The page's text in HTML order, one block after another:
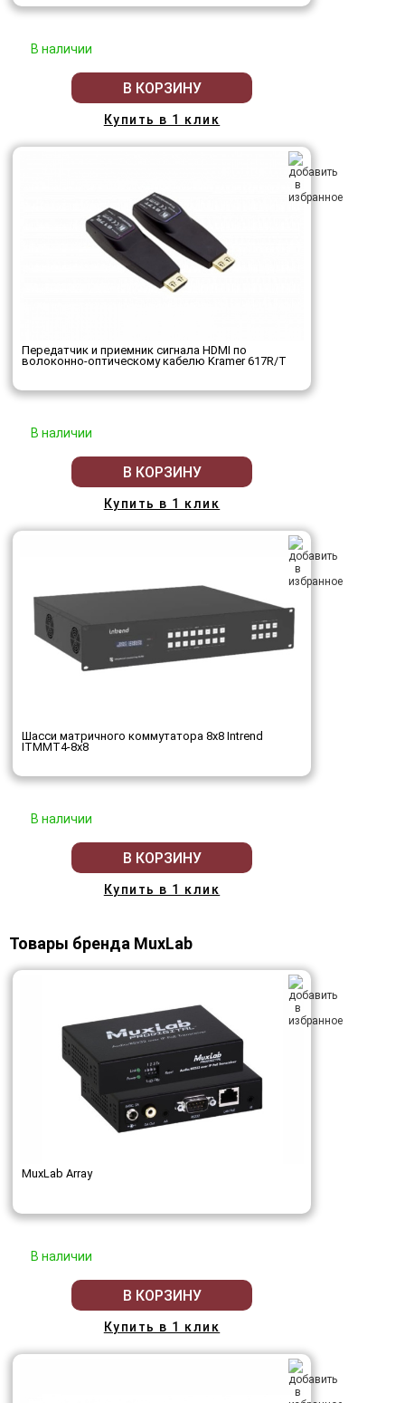
В наличии
В КОРЗИНУ
Купить в 1 клик
Передатчик и приемник сигнала HDMI по
волоконно-оптическому кабелю Kramer 617R/T
В наличии
В КОРЗИНУ
Купить в 1 клик
Шасси матричного коммутатора 8x8 Intrend
ITMMT4-8x8
В наличии
В КОРЗИНУ
Купить в 1 клик
Товары бренда MuxLab
MuxLab Array
В наличии
В КОРЗИНУ
Купить в 1 клик